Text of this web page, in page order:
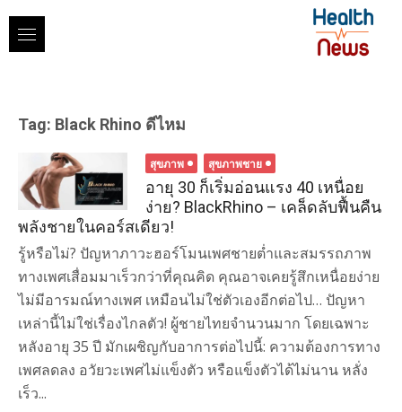
content
Tag: Black Rhino ดีไหม
สุขภาพ สุขภาพชาย
อายุ 30 ก็เริ่มอ่อนแรง 40 เหนื่อย
ง่าย? BlackRhino – เคล็ดลับฟื้นคืน
พลังชายในคอร์สเดียว!
รู้หรือไม่? ปัญหาภาวะฮอร์โมนเพศชายต่ำและสมรรถภาพ
ทางเพศเสื่อมมาเร็วกว่าที่คุณคิด คุณอาจเคยรู้สึกเหนื่อยง่าย
ไม่มีอารมณ์ทางเพศ เหมือนไม่ใช่ตัวเองอีกต่อไป… ปัญหา
เหล่านี้ไม่ใช่เรื่องไกลตัว! ผู้ชายไทยจำนวนมาก โดยเฉพาะ
หลังอายุ 35 ปี มักเผชิญกับอาการต่อไปนี้: ความต้องการทาง
เพศลดลง อวัยวะเพศไม่แข็งตัว หรือแข็งตัวได้ไม่นาน หลั่ง
เร็ว...